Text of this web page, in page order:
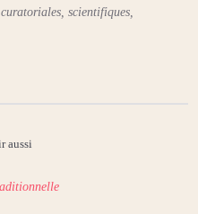
scientifiques,
aussi